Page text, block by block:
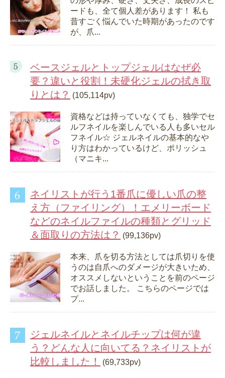
ードも、全て個人差があります！ 私も
昔すごく悩んでいた時期があったのです
が、爪...
ベースジェルとトップジェルはなぜ必
要？違いと役割！未硬化ジェルの拭き取
りとは？ (105,114pv)
資格などは持っていなくても、独学でセ
ルフネイルを楽しんでいる人も多いセル
フネイル☆ ジェルネイルの基本的なや
り方はわかっているけど、ポリッシュ
（マニキ...
ネイリストが行う1番爪に優しい爪の整
え方（ファイリング）！エメリーボード
などのネイルファイルの種類とグリッド
＆面取りの方法は？ (99,136pv)
本来、爪を切る方法としては爪切りを使
うのは自爪へのダメージが大きいため、
オススメしないということを前のページ
でお話しました。 こちらのページでは
プ...
ジェルネイルとネイルチップは何が違
う？どんな人に向いてる？ネイリストが
比較しました！
(69,733pv)